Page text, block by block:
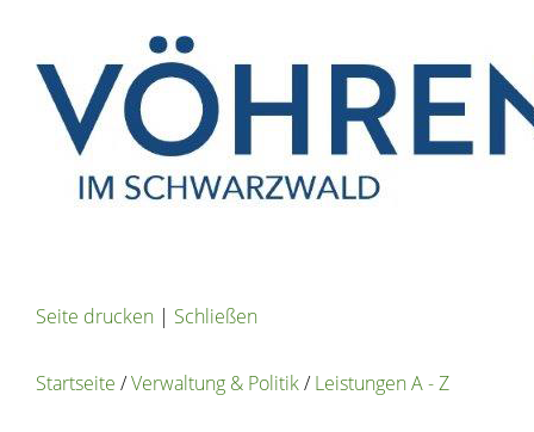
Seite drucken | Schließen
Startseite /Verwaltung & Politik/Leistungen A - Z